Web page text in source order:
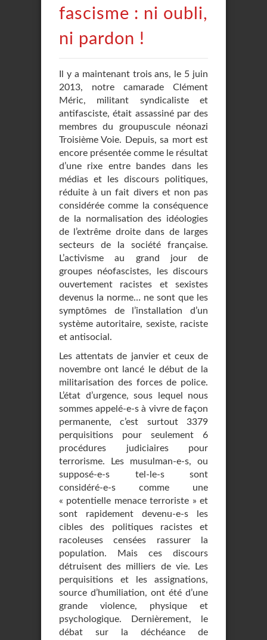
fascisme : ni oubli,
ni pardon !
Il y a maintenant trois ans, le 5 juin
2013, notre camarade Clément
Méric, militant syndicaliste et
antifasciste, était assassiné par des
membres du groupuscule néonazi
Troisième Voie. Depuis, sa mort est
encore présentée comme le résultat
d’une rixe entre bandes dans les
médias et les discours politiques,
réduite à un fait divers et non pas
considérée comme la conséquence
de la normalisation des idéologies
de l’extrême droite dans de larges
secteurs de la société française.
L’activisme au grand jour de
groupes néofascistes, les discours
ouvertement racistes et sexistes
devenus la norme… ne sont que les
symptômes de l’installation d’un
système autoritaire, sexiste, raciste
et antisocial.
Les attentats de janvier et ceux de
novembre ont lancé le début de la
militarisation des forces de police.
L’état d’urgence, sous lequel nous
sommes appelé-e-s à vivre de façon
permanente, c’est surtout 3379
perquisitions pour seulement 6
procédures judiciaires pour
terrorisme. Les musulman-e-s, ou
supposé-e-s tel-le-s sont
considéré-e-s comme une
« potentielle menace terroriste » et
sont rapidement devenu-e-s les
cibles des politiques racistes et
racoleuses censées rassurer la
population. Mais ces discours
détruisent des milliers de vie. Les
perquisitions et les assignations,
source d’humiliation, ont été d’une
grande violence, physique et
psychologique. Dernièrement, le
débat sur la déchéance de